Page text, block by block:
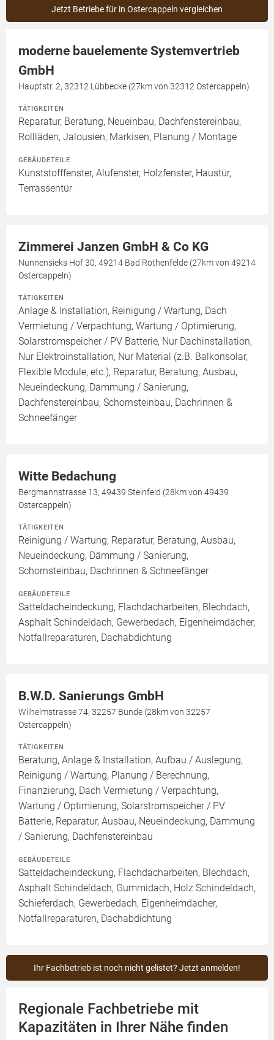
Jetzt Betriebe für in Ostercappeln vergleichen
moderne bauelemente Systemvertrieb
GmbH
Hauptstr. 2, 32312 Lübbecke (27km von 32312 Ostercappeln)
TÄTIGKEITEN
Reparatur, Beratung, Neueinbau, Dachfenstereinbau,
Rollläden, Jalousien, Markisen, Planung / Montage
GEBÄUDETEILE
Kunststofffenster, Alufenster, Holzfenster, Haustür,
Terrassentür
Zimmerei Janzen GmbH & Co KG
Nunnensieks Hof 30, 49214 Bad Rothenfelde (27km von 49214
Ostercappeln)
TÄTIGKEITEN
Anlage & Installation, Reinigung / Wartung, Dach
Vermietung / Verpachtung, Wartung / Optimierung,
Solarstromspeicher / PV Batterie, Nur Dachinstallation,
Nur Elektroinstallation, Nur Material (z.B. Balkonsolar,
Flexible Module, etc.), Reparatur, Beratung, Ausbau,
Neueindeckung, Dämmung / Sanierung,
Dachfenstereinbau, Schornsteinbau, Dachrinnen &
Schneefänger
Witte Bedachung
Bergmannstrasse 13, 49439 Steinfeld (28km von 49439
Ostercappeln)
TÄTIGKEITEN
Reinigung / Wartung, Reparatur, Beratung, Ausbau,
Neueindeckung, Dämmung / Sanierung,
Schornsteinbau, Dachrinnen & Schneefänger
GEBÄUDETEILE
Satteldacheindeckung, Flachdacharbeiten, Blechdach,
Asphalt Schindeldach, Gewerbedach, Eigenheimdächer,
Notfallreparaturen, Dachabdichtung
B.W.D. Sanierungs GmbH
Wilhelmstrasse 74, 32257 Bünde (28km von 32257
Ostercappeln)
TÄTIGKEITEN
Beratung, Anlage & Installation, Aufbau / Auslegung,
Reinigung / Wartung, Planung / Berechnung,
Finanzierung, Dach Vermietung / Verpachtung,
Wartung / Optimierung, Solarstromspeicher / PV
Batterie, Reparatur, Ausbau, Neueindeckung, Dämmung
/ Sanierung, Dachfenstereinbau
GEBÄUDETEILE
Satteldacheindeckung, Flachdacharbeiten, Blechdach,
Asphalt Schindeldach, Gummidach, Holz Schindeldach,
Schieferdach, Gewerbedach, Eigenheimdächer,
Notfallreparaturen, Dachabdichtung
Ihr Fachbetrieb ist noch nicht gelistet? Jetzt anmelden!
Regionale Fachbetriebe mit
Kapazitäten in Ihrer Nähe finden